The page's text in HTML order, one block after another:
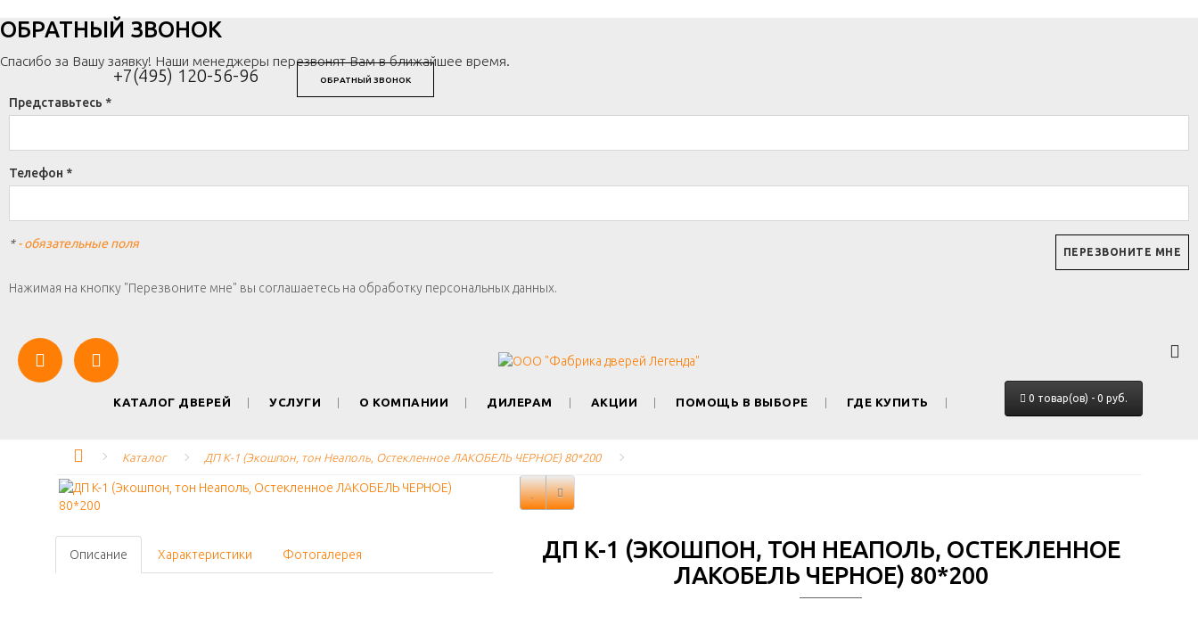
+7(495) 120-56-96 ОБРАТНЫЙ ЗВОНОК
ОБРАТНЫЙ ЗВОНОК
Спасибо за Вашу заявку! Наши менеджеры перезвонят Вам в ближайшее время.
Представьтесь *
Телефон *
*- обязательные поля
Нажимая на кнопку "Перезвоните мне" вы соглашаетесь на обработку персональных данных.
КАТАЛОГ ДВЕРЕЙ УСЛУГИ О КОМПАНИИ ДИЛЕРАМ АКЦИИ ПОМОЩЬ В ВЫБОРЕ ГДЕ КУПИТЬ 0 товар(ов) - 0 руб.
Каталог ДП K-1 (Экошпон, тон Неаполь, Остекленное ЛАКОБЕЛЬ ЧЕРНОЕ) 80*200
Описание Характеристики Фотогалерея
ДП K-1 (ЭКОШПОН, ТОН НЕАПОЛЬ, ОСТЕКЛЕННОЕ
ЛАКОБЕЛЬ ЧЕРНОЕ) 80*200